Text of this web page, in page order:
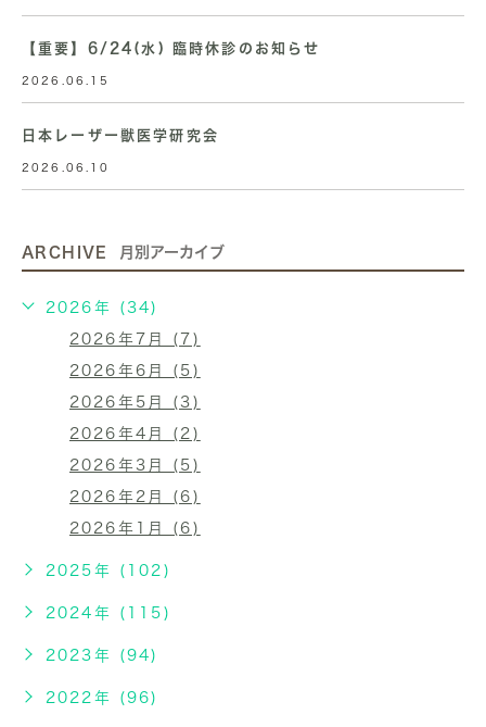
【重要】6/24(水) 臨時休診のお知らせ
2026.06.15
日本レーザー獣医学研究会
2026.06.10
ARCHIVE 月別アーカイブ
2026年 (34)
2026年7月 (7)
2026年6月 (5)
2026年5月 (3)
2026年4月 (2)
2026年3月 (5)
2026年2月 (6)
2026年1月 (6)
2025年 (102)
2024年 (115)
2023年 (94)
2022年 (96)